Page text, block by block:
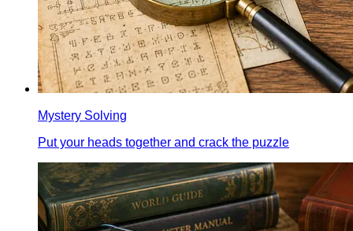
Mystery Solving
Put your heads together and crack the puzzle